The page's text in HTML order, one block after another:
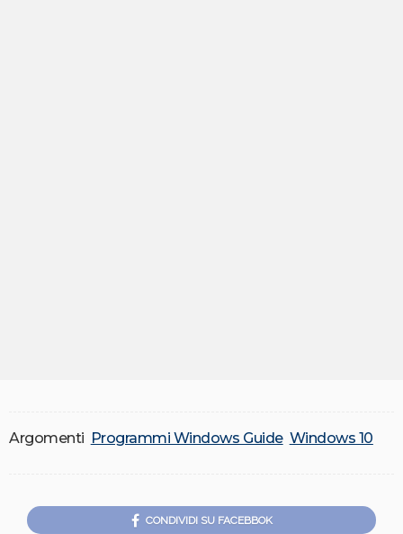
Argomenti Programmi Windows Guide Windows 10
CONDIVIDI SU FACEBBOK